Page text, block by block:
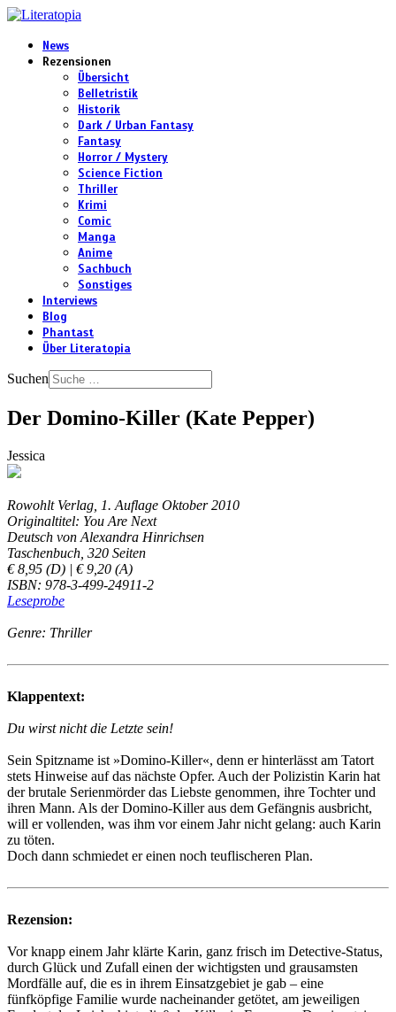
News
Rezensionen
Übersicht
Belletristik
Historik
Dark / Urban Fantasy
Fantasy
Horror / Mystery
Science Fiction
Thriller
Krimi
Comic
Manga
Anime
Sachbuch
Sonstiges
Interviews
Blog
Phantast
Über Literatopia
Suchen
Der Domino-Killer (Kate Pepper)
Jessica
Rowohlt Verlag, 1. Auflage Oktober 2010
Originaltitel: You Are Next
Deutsch von Alexandra Hinrichsen
Taschenbuch, 320 Seiten
€ 8,95 (D) | € 9,20 (A)
ISBN: 978-3-499-24911-2
Leseprobe
Genre: Thriller
Klappentext:
Du wirst nicht die Letzte sein!
Sein Spitzname ist »Domino-Killer«, denn er hinterlässt am Tatort
stets Hinweise auf das nächste Opfer. Auch der Polizistin Karin hat
der brutale Serienmörder das Liebste genommen, ihre Tochter und
ihren Mann. Als der Domino-Killer aus dem Gefängnis ausbricht,
will er vollenden, was ihm vor einem Jahr nicht gelang: auch Karin
zu töten.
Doch dann schmiedet er einen noch teuflischeren Plan.
Rezension:
Vor knapp einem Jahr klärte Karin, ganz frisch im Detective-Status,
durch Glück und Zufall einen der wichtigsten und grausamsten
Mordfälle auf, die es in ihrem Einsatzgebiet je gab – eine
fünfköpfige Familie wurde nacheinander getötet, am jeweiligen